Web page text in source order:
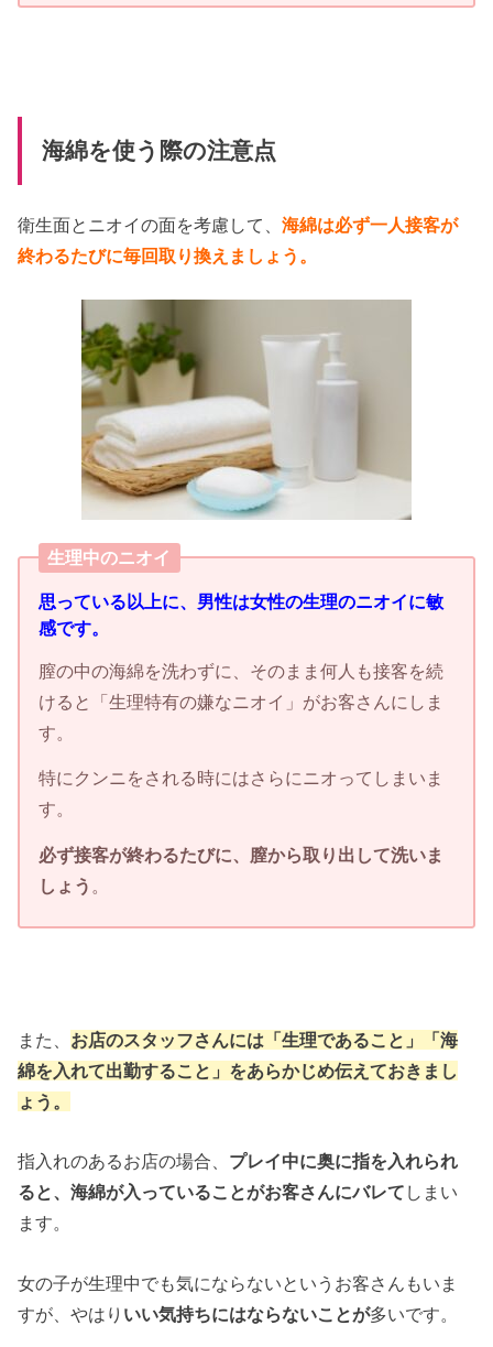
海綿を使う際の注意点
衛生面とニオイの面を考慮して、海綿は必ず一人接客が
終わるたびに毎回取り換えましょう。
生理中のニオイ
思っている以上に、男性は女性の生理のニオイに敏
感です。
膣の中の海綿を洗わずに、そのまま何人も接客を続
けると「生理特有の嫌なニオイ」がお客さんにしま
す。
特にクンニをされる時にはさらにニオってしまいま
す。
必ず接客が終わるたびに、膣から取り出して洗いま
しょう 。
また、 お店のスタッフさんには 「生理であること」「海
綿を入れて出勤すること」をあらかじめ伝えておきまし
ょう。
指入れのあるお店の場合、 プレイ中に奥に指を入れられ
ると、海綿が入っていることがお客さんにバレて しまい
ます。
女の子が生理中でも気にならないというお客さんもいま
すが、やはり いい気持ちにはならないことが多いです。